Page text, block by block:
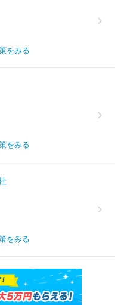
をみる
をみる
をみる